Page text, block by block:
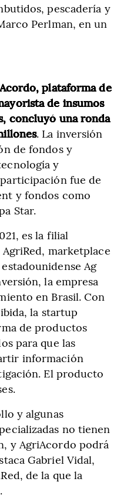
pescadería y
Perlman, en un
plataforma de
de insumos
concluyó una ronda
. La inversión
de fondos y
y
fue de
y fondos como
Star.
es la filial
marketplace
Ag
la empresa
en Brasil. Con
la startup
de productos
para que las
información
El producto
y algunas
no tienen
y AgriAcordo podrá
Gabriel Vidal,
de la que la